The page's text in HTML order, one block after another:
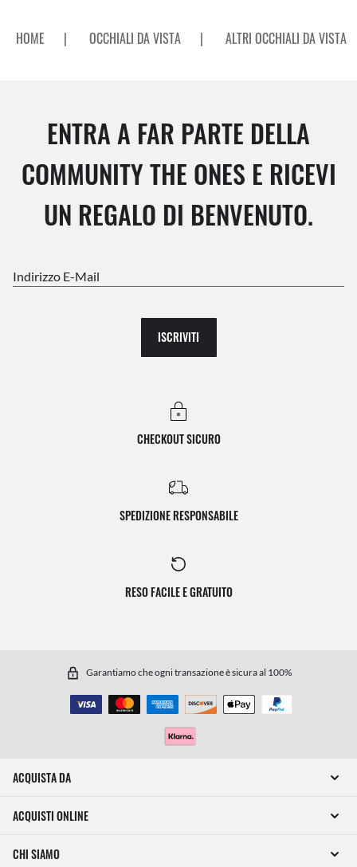
HOME | OCCHIALI DA VISTA | ALTRI OCCHIALI DA VISTA
ENTRA A FAR PARTE DELLA
COMMUNITY THE ONES E RICEVI
UN REGALO DI BENVENUTO.
Indirizzo E-Mail
ISCRIVITI
CHECKOUT SICURO
SPEDIZIONE RESPONSABILE
RESO FACILE E GRATUITO
Garantiamo che ogni transazione è sicura al 100%
ACQUISTA DA
ACQUISTI ONLINE
CHI SIAMO